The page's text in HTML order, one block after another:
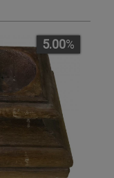
5.00%